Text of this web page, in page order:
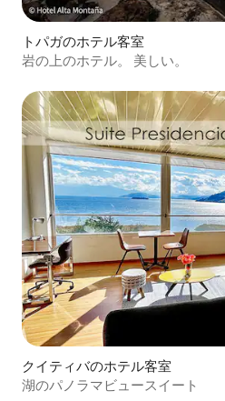
トパガのホテル客室
岩の上のホテル。 美しい。
クイティバのホテル客室
湖のパノラマビュースイート